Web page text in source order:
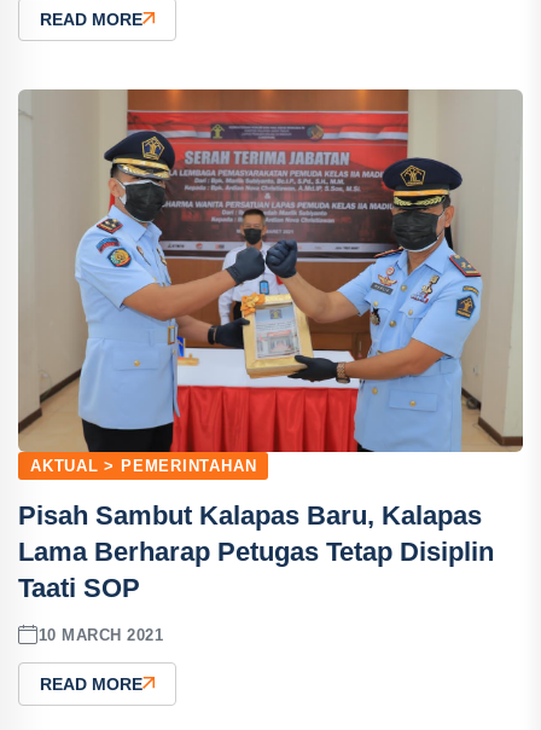
READ MORE
AKTUAL > PEMERINTAHAN
Pisah Sambut Kalapas Baru, Kalapas
Lama Berharap Petugas Tetap Disiplin
Taati SOP
10 MARCH 2021
READ MORE